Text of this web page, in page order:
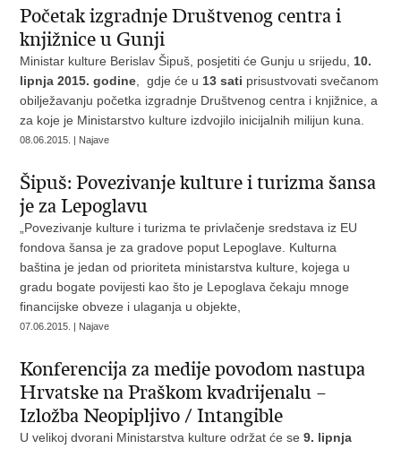
Početak izgradnje Društvenog centra i
knjižnice u Gunji
Ministar kulture Berislav Šipuš, posjetiti će Gunju u srijedu, 10.
lipnja 2015. godine , gdje će u 13 sati prisustvovati svečanom
obilježavanju početka izgradnje Društvenog centra i knjižnice, a
za koje je Ministarstvo kulture izdvojilo inicijalnih milijun kuna.
08.06.2015. | Najave
Šipuš: Povezivanje kulture i turizma šansa
je za Lepoglavu
„Povezivanje kulture i turizma te privlačenje sredstava iz EU
fondova šansa je za gradove poput Lepoglave. Kulturna
baština je jedan od prioriteta ministarstva kulture, kojega u
gradu bogate povijesti kao što je Lepoglava čekaju mnoge
financijske obveze i ulaganja u objekte,
07.06.2015. | Najave
Konferencija za medije povodom nastupa
Hrvatske na Praškom kvadrijenalu –
Izložba Neopipljivo / Intangible
U velikoj dvorani Ministarstva kulture održat će se9. lipnja